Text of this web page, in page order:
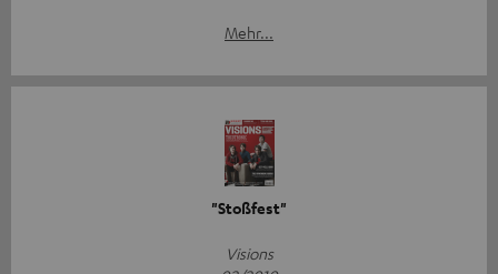
Mehr...
"Stoßfest"
Visions